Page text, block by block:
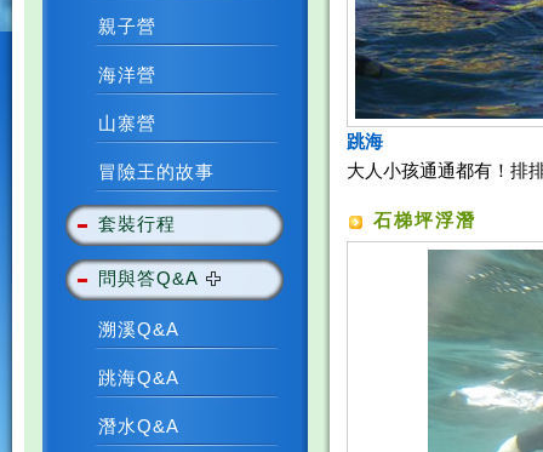
親子營
海洋營
山寨營
冒險王的故事
套裝行程
問與答Q&A
溯溪Q&A
跳海Q&A
潛水Q&A
跳海
大人小孩通通都有！排
石梯坪浮潛